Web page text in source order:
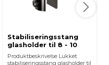
Stabiliseringsstang
glasholder til 8 - 10
mm glas - Sort
Produktbeskrivelse Lukket
stabiliseringsstang glasholder til